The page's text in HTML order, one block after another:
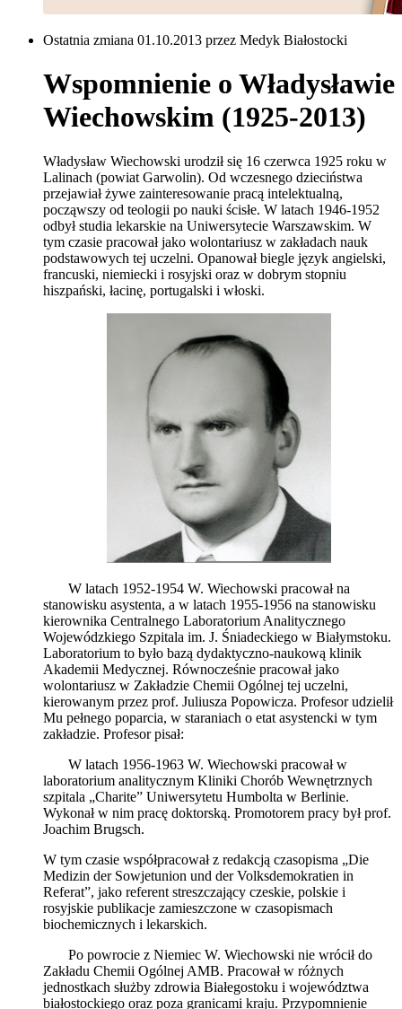
Ostatnia zmiana 01.10.2013 przez Medyk Białostocki
Wspomnienie o Władysławie
Wiechowskim (1925-2013)
Władysław Wiechowski urodził się 16 czerwca 1925 roku w
Lalinach (powiat Garwolin). Od wczesnego dzieciństwa
przejawiał żywe zainteresowanie pracą intelektualną,
począwszy od teologii po nauki ścisłe. W latach 1946-1952
odbył studia lekarskie na Uniwersytecie Warszawskim. W
tym czasie pracował jako wolontariusz w zakładach nauk
podstawowych tej uczelni. Opanował biegle język angielski,
francuski, niemiecki i rosyjski oraz w dobrym stopniu
hiszpański, łacinę, portugalski i włoski.
W latach 1952-1954 W. Wiechowski pracował na
stanowisku asystenta, a w latach 1955-1956 na stanowisku
kierownika Centralnego Laboratorium Analitycznego
Wojewódzkiego Szpitala im. J. Śniadeckiego w Białymstoku.
Laboratorium to było bazą dydaktyczno-naukową klinik
Akademii Medycznej. Równocześnie pracował jako
wolontariusz w Zakładzie Chemii Ogólnej tej uczelni,
kierowanym przez prof. Juliusza Popowicza. Profesor udzielił
Mu pełnego poparcia, w staraniach o etat asystencki w tym
zakładzie. Profesor pisał:
W latach 1956-1963 W. Wiechowski pracował w
laboratorium analitycznym Kliniki Chorób Wewnętrznych
szpitala „Charite” Uniwersytetu Humbolta w Berlinie.
Wykonał w nim pracę doktorską. Promotorem pracy był prof.
Joachim Brugsch.
W tym czasie współpracował z redakcją czasopisma „Die
Medizin der Sowjetunion und der Volksdemokratien in
Referat”, jako referent streszczający czeskie, polskie i
rosyjskie publikacje zamieszczone w czasopismach
biochemicznych i lekarskich.
Po powrocie z Niemiec W. Wiechowski nie wrócił do
Zakładu Chemii Ogólnej AMB. Pracował w różnych
jednostkach służby zdrowia Białegostoku i województwa
białostockiego oraz poza granicami kraju. Przypomnienie